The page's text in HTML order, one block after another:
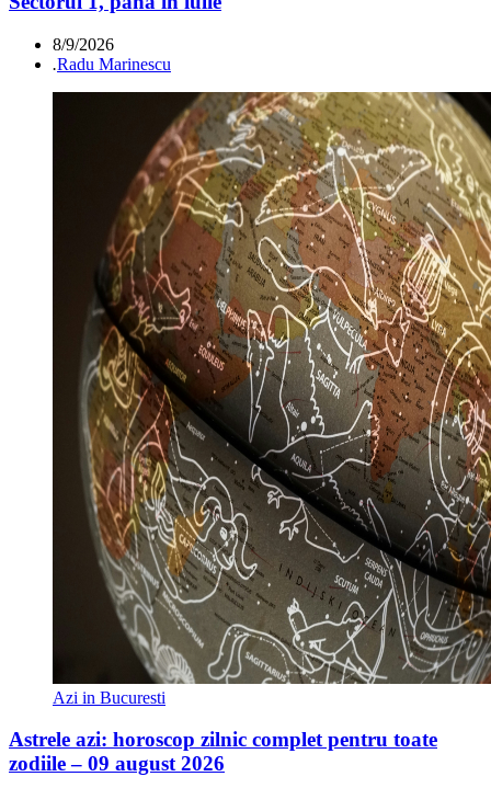
8/9/2026
.Radu Marinescu
Azi in Bucuresti
Astrele azi: horoscop zilnic complet pentru toate
zodiile – 09 august 2026